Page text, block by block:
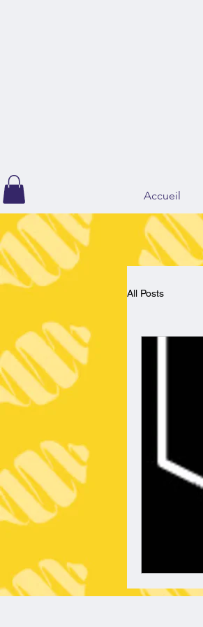
Accueil
All Posts